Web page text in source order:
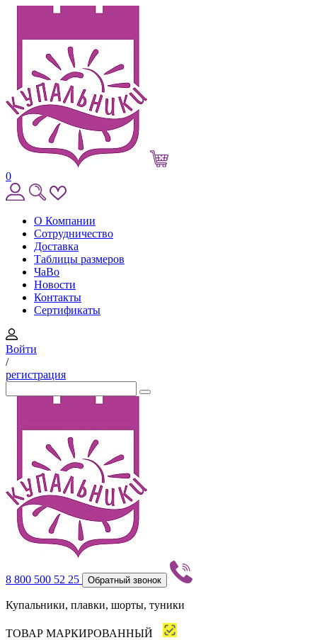
0
О Компании
Сотрудничество
Доставка
Таблицы размеров
ЧаВо
Новости
Контакты
Сертификаты
Войти
/
регистрация
8 800 500 52 25 Обратный звонок
Купальники, плавки, шорты, туники
ТОВАР МАРКИРОВАННЫЙ